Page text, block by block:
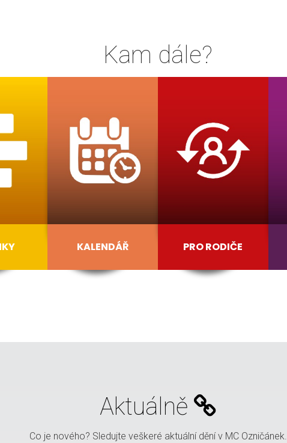
Kam dále?
KALENDÁŘ PRO RODIČE
Aktuálně
Co je nového? Sledujte veškeré aktuální dění v MC Ozničánek.